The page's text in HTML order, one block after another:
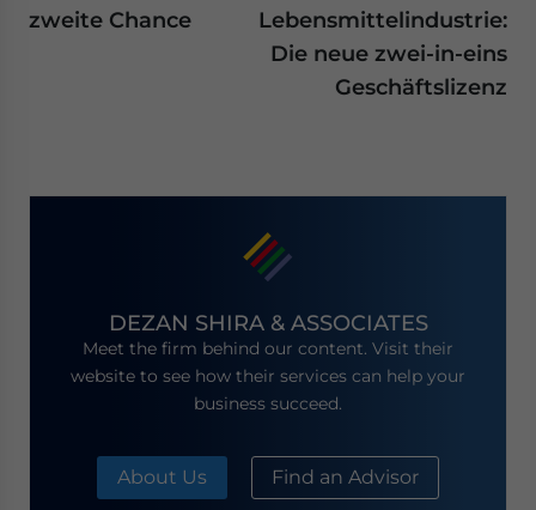
zweite Chance
Lebensmittelindustrie:
Die neue zwei-in-eins
Geschäftslizenz
DEZAN SHIRA & ASSOCIATES
Meet the firm behind our content. Visit their
website to see how their services can help your
business succeed.
About Us Find an Advisor